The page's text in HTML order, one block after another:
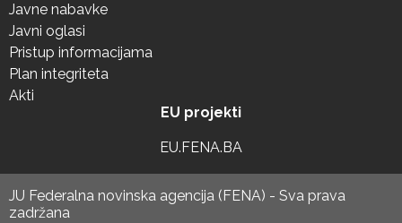
Javne nabavke
Javni oglasi
Pristup informacijama
Plan integriteta
Akti
EU projekti
EU.FENA.BA
JU Federalna novinska agencija (FENA) - Sva prava
zadržana